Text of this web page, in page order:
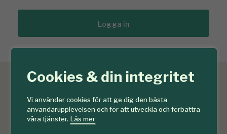
Cookies & din integritet
Vi använder cookies för att ge dig den bästa
användarupplevelsen och för att utveckla och förbättra
våra tjänster. Läs mer
Logga in